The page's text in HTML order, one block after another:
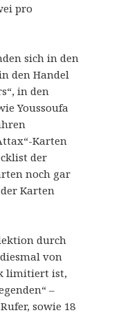
pro
sich in den
den Handel
in den
Youssoufa
Karten
der
noch gar
Karten
durch
von
limitiert ist,
–
sowie 18